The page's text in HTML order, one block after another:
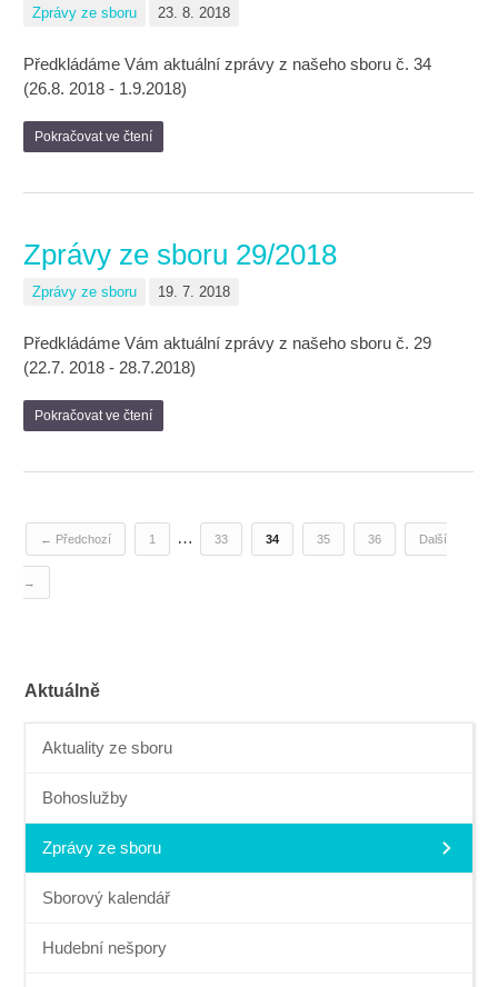
Zprávy ze sboru 23. 8. 2018
Předkládáme Vám aktuální zprávy z našeho sboru č. 34
(26.8. 2018 - 1.9.2018)
Pokračovat ve čtení
Zprávy ze sboru 29/2018
Zprávy ze sboru 19. 7. 2018
Předkládáme Vám aktuální zprávy z našeho sboru č. 29
(22.7. 2018 - 28.7.2018)
Pokračovat ve čtení
← Předchozí 1 … 33 34 35 36 Další
→
Aktuálně
Aktuality ze sboru
Bohoslužby
Zprávy ze sboru
Sborový kalendář
Hudební nešpory